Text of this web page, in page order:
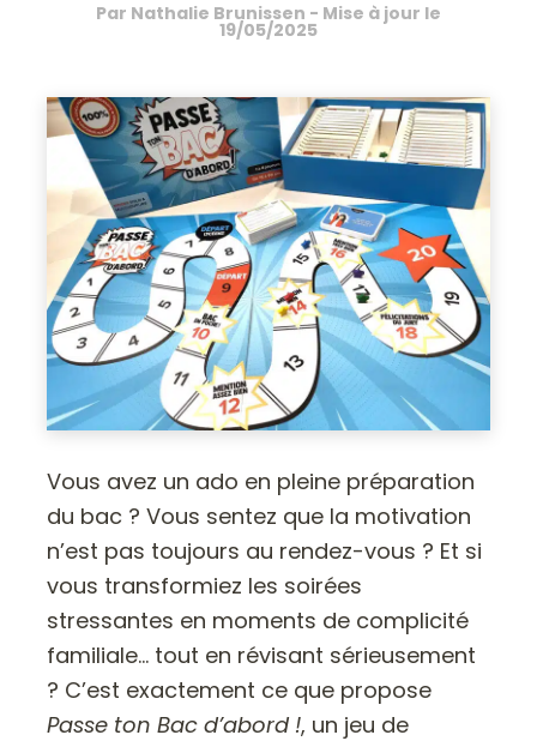
Par Nathalie Brunissen - Mise à jour le
19/05/2025
Vous avez un ado en pleine préparation
du bac ? Vous sentez que la motivation
n’est pas toujours au rendez-vous ? Et si
vous transformiez les soirées
stressantes en moments de complicité
familiale… tout en révisant sérieusement
? C’est exactement ce que propose
Passe ton Bac d’abord !, un jeu de